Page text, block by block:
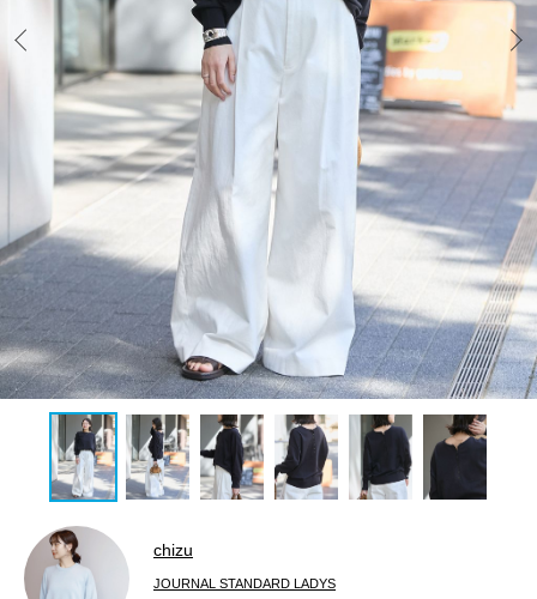
chizu
JOURNAL STANDARD LADYS